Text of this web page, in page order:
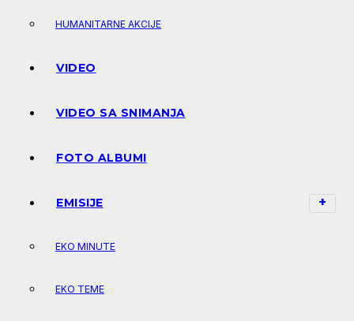
HUMANITARNE AKCIJE
VIDEO
VIDEO SA SNIMANJA
FOTO ALBUMI
EMISIJE
EKO MINUTE
EKO TEME